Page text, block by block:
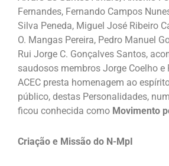
Fernandes, Fernando Campos
Silva Peneda, Miguel José Ribeiro
O. Mangas Pereira, Pedro Manuel
Rui Jorge C. Gonçalves Santos,
saudosos membros Jorge Coelho e
ACEC presta homenagem ao
público, destas Personalidades,
ficou conhecida como Movimento
Criação e Missão do N-MpI